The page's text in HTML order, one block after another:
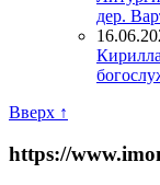
дер.
Вверх ↑
https://